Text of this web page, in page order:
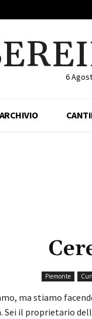
6
ARCHIVIO
Piemonte
ma stiamo
Sei il proprietario